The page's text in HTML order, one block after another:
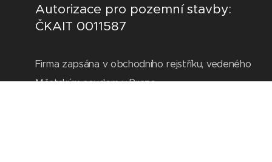
Autorizace pro pozemní stavby:
ČKAIT 0011587
Firma zapsána v obchodního rejstříku, vedeného
Městským soudem v Praze